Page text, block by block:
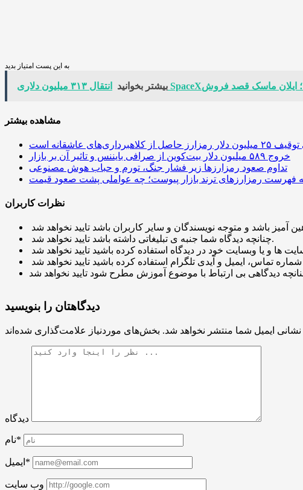
به این پست امتیاز بدید
بیشتر بخوانید
مشاهده بیشتر
کلاهبرداری‌های عاشقانه است
خروج ۵۸۹ میلیون دلار بیت‌کوین از صرافی بایننس و تاثیر آن بر بازار
تداوم صعود رمزارزها زیر فشار جنگ، تورم و حباب هوش مصنوعی
نظرات کاربران
چنانچه دیدگاه شما جنبه ی تبلیغاتی داشته باشد تایید نخواهد شد.
دیدگاهتان را بنویسید
نشانی ایمیل شما منتشر نخواهد شد.
دیدگاه
نام*
ایمیل*
وب سایت